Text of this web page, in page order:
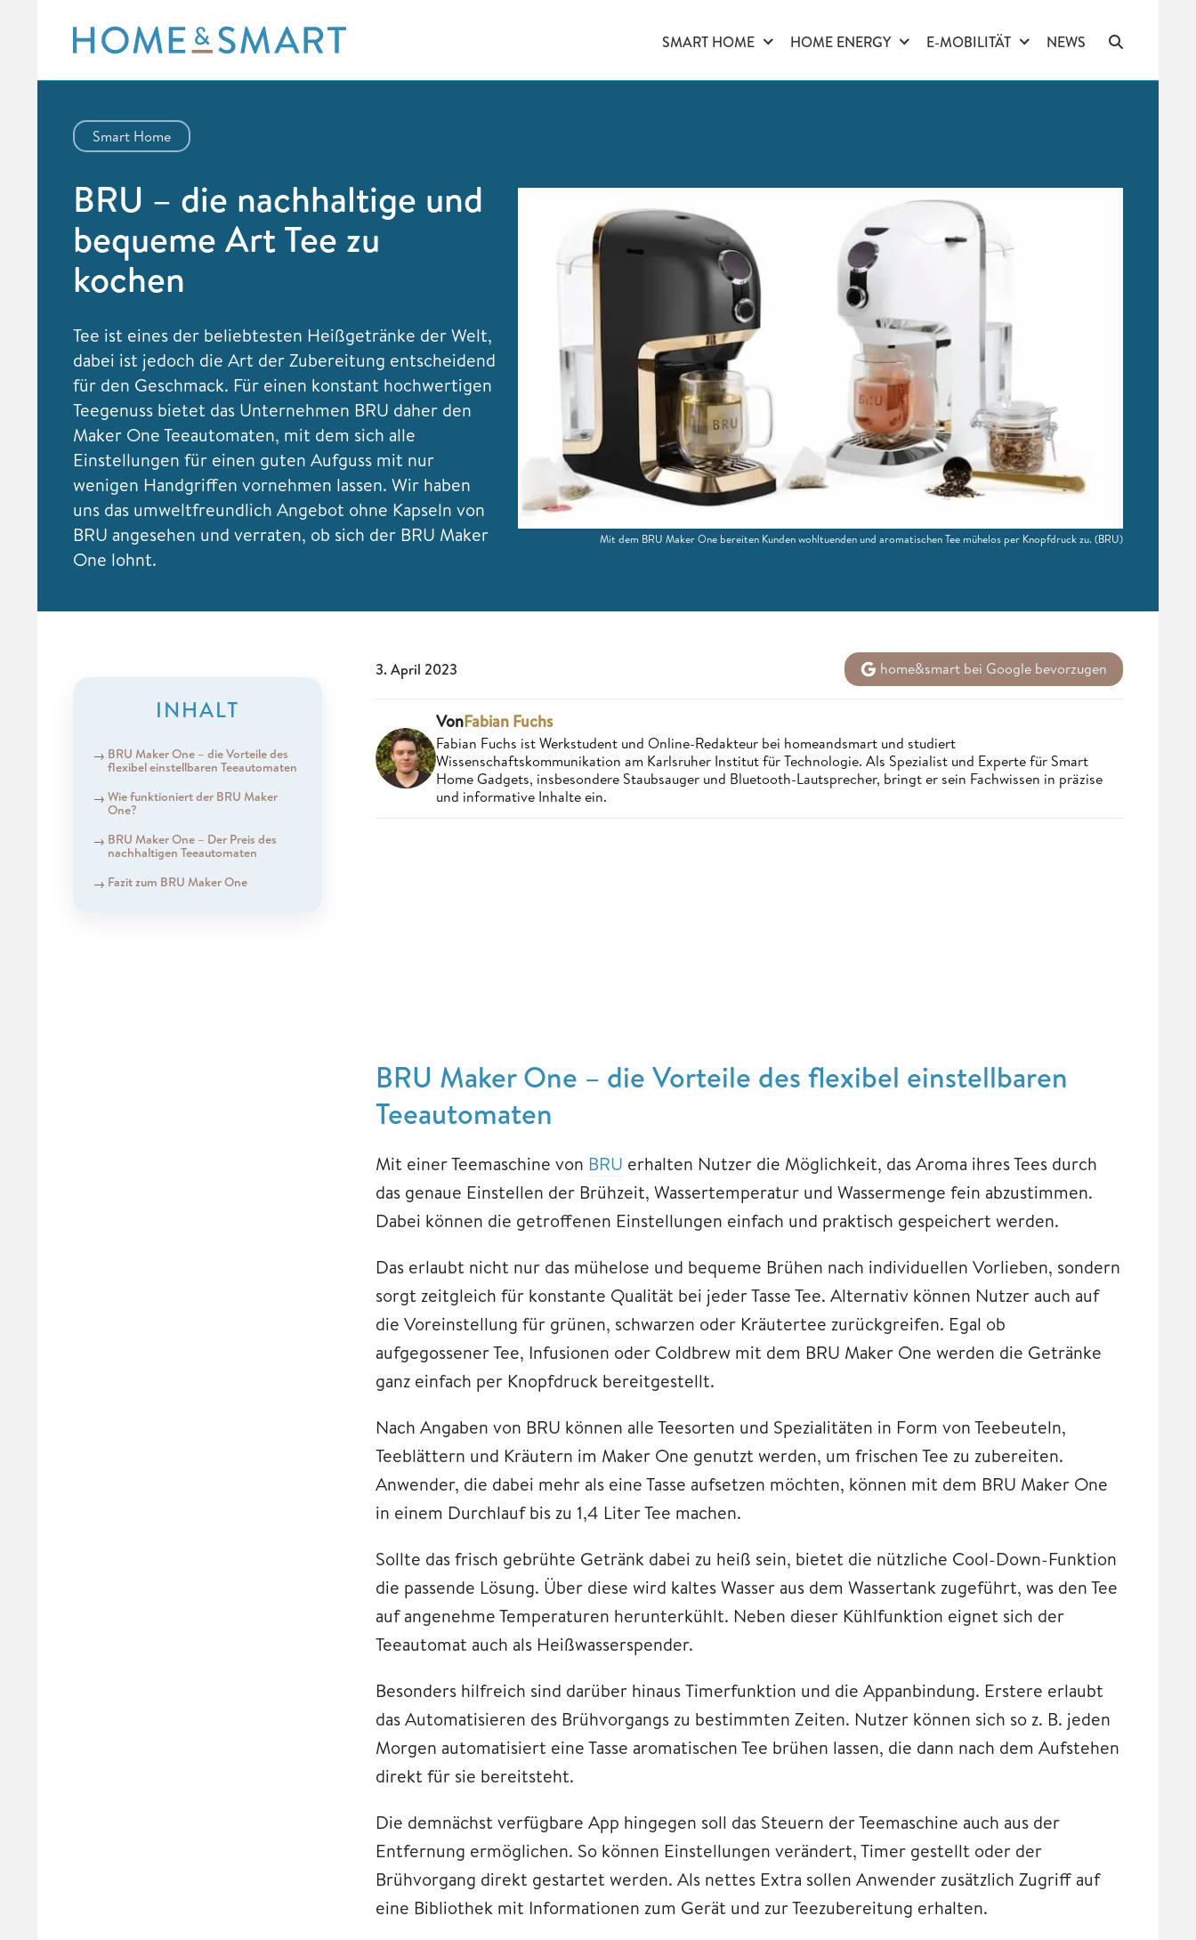
content
SMART HOME HOME ENERGY E-MOBILITÄT NEWS
Smart Home
BRU – die nachhaltige und
bequeme Art Tee zu
kochen
Tee ist eines der beliebtesten Heißgetränke der Welt,
dabei ist jedoch die Art der Zubereitung entscheidend
für den Geschmack. Für einen konstant hochwertigen
Teegenuss bietet das Unternehmen BRU daher den
Maker One Teeautomaten, mit dem sich alle
Einstellungen für einen guten Aufguss mit nur
wenigen Handgriffen vornehmen lassen. Wir haben
uns das umweltfreundlich Angebot ohne Kapseln von
BRU angesehen und verraten, ob sich der BRU Maker
One lohnt.
Mit dem BRU Maker One bereiten Kunden wohltuenden und aromatischen Tee mühelos per Knopfdruck zu.(BRU)
INHALT
BRU Maker One – die Vorteile des
flexibel einstellbaren Teeautomaten
Wie funktioniert der BRU Maker
One?
BRU Maker One – Der Preis des
nachhaltigen Teeautomaten
Fazit zum BRU Maker One
3. April 2023 home&smart bei Google bevorzugen
VonFabian Fuchs
Fabian Fuchs ist Werkstudent und Online-Redakteur bei homeandsmart und studiert
Wissenschaftskommunikation am Karlsruher Institut für Technologie. Als Spezialist und Experte für Smart
Home Gadgets, insbesondere Staubsauger und Bluetooth-Lautsprecher, bringt er sein Fachwissen in präzise
und informative Inhalte ein.
BRU Maker One – die Vorteile des flexibel einstellbaren
Teeautomaten
Mit einer Teemaschine von BRU erhalten Nutzer die Möglichkeit, das Aroma ihres Tees durch
das genaue Einstellen der Brühzeit, Wassertemperatur und Wassermenge fein abzustimmen.
Dabei können die getroffenen Einstellungen einfach und praktisch gespeichert werden.
Das erlaubt nicht nur das mühelose und bequeme Brühen nach individuellen Vorlieben, sondern
sorgt zeitgleich für konstante Qualität bei jeder Tasse Tee. Alternativ können Nutzer auch auf
die Voreinstellung für grünen, schwarzen oder Kräutertee zurückgreifen. Egal ob
aufgegossener Tee, Infusionen oder Coldbrew mit dem BRU Maker One werden die Getränke
ganz einfach per Knopfdruck bereitgestellt.
Nach Angaben von BRU können alle Teesorten und Spezialitäten in Form von Teebeuteln,
Teeblättern und Kräutern im Maker One genutzt werden, um frischen Tee zu zubereiten.
Anwender, die dabei mehr als eine Tasse aufsetzen möchten, können mit dem BRU Maker One
in einem Durchlauf bis zu 1,4 Liter Tee machen.
Sollte das frisch gebrühte Getränk dabei zu heiß sein, bietet die nützliche Cool-Down-Funktion
die passende Lösung. Über diese wird kaltes Wasser aus dem Wassertank zugeführt, was den Tee
auf angenehme Temperaturen herunterkühlt. Neben dieser Kühlfunktion eignet sich der
Teeautomat auch als Heißwasserspender.
Besonders hilfreich sind darüber hinaus Timerfunktion und die Appanbindung. Erstere erlaubt
das Automatisieren des Brühvorgangs zu bestimmten Zeiten. Nutzer können sich so z. B. jeden
Morgen automatisiert eine Tasse aromatischen Tee brühen lassen, die dann nach dem Aufstehen
direkt für sie bereitsteht.
Die demnächst verfügbare App hingegen soll das Steuern der Teemaschine auch aus der
Entfernung ermöglichen. So können Einstellungen verändert, Timer gestellt oder der
Brühvorgang direkt gestartet werden. Als nettes Extra sollen Anwender zusätzlich Zugriff auf
eine Bibliothek mit Informationen zum Gerät und zur Teezubereitung erhalten.